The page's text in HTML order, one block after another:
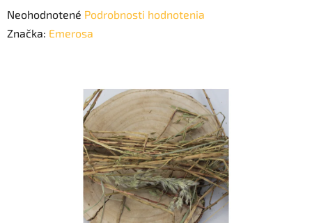
Priemerné
hodnotenie
Neohodnotené Podrobnosti hodnotenia
Značka: Emerosa